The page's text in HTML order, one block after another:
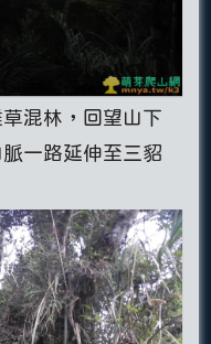
混林，回望山下
一路延伸至三貂